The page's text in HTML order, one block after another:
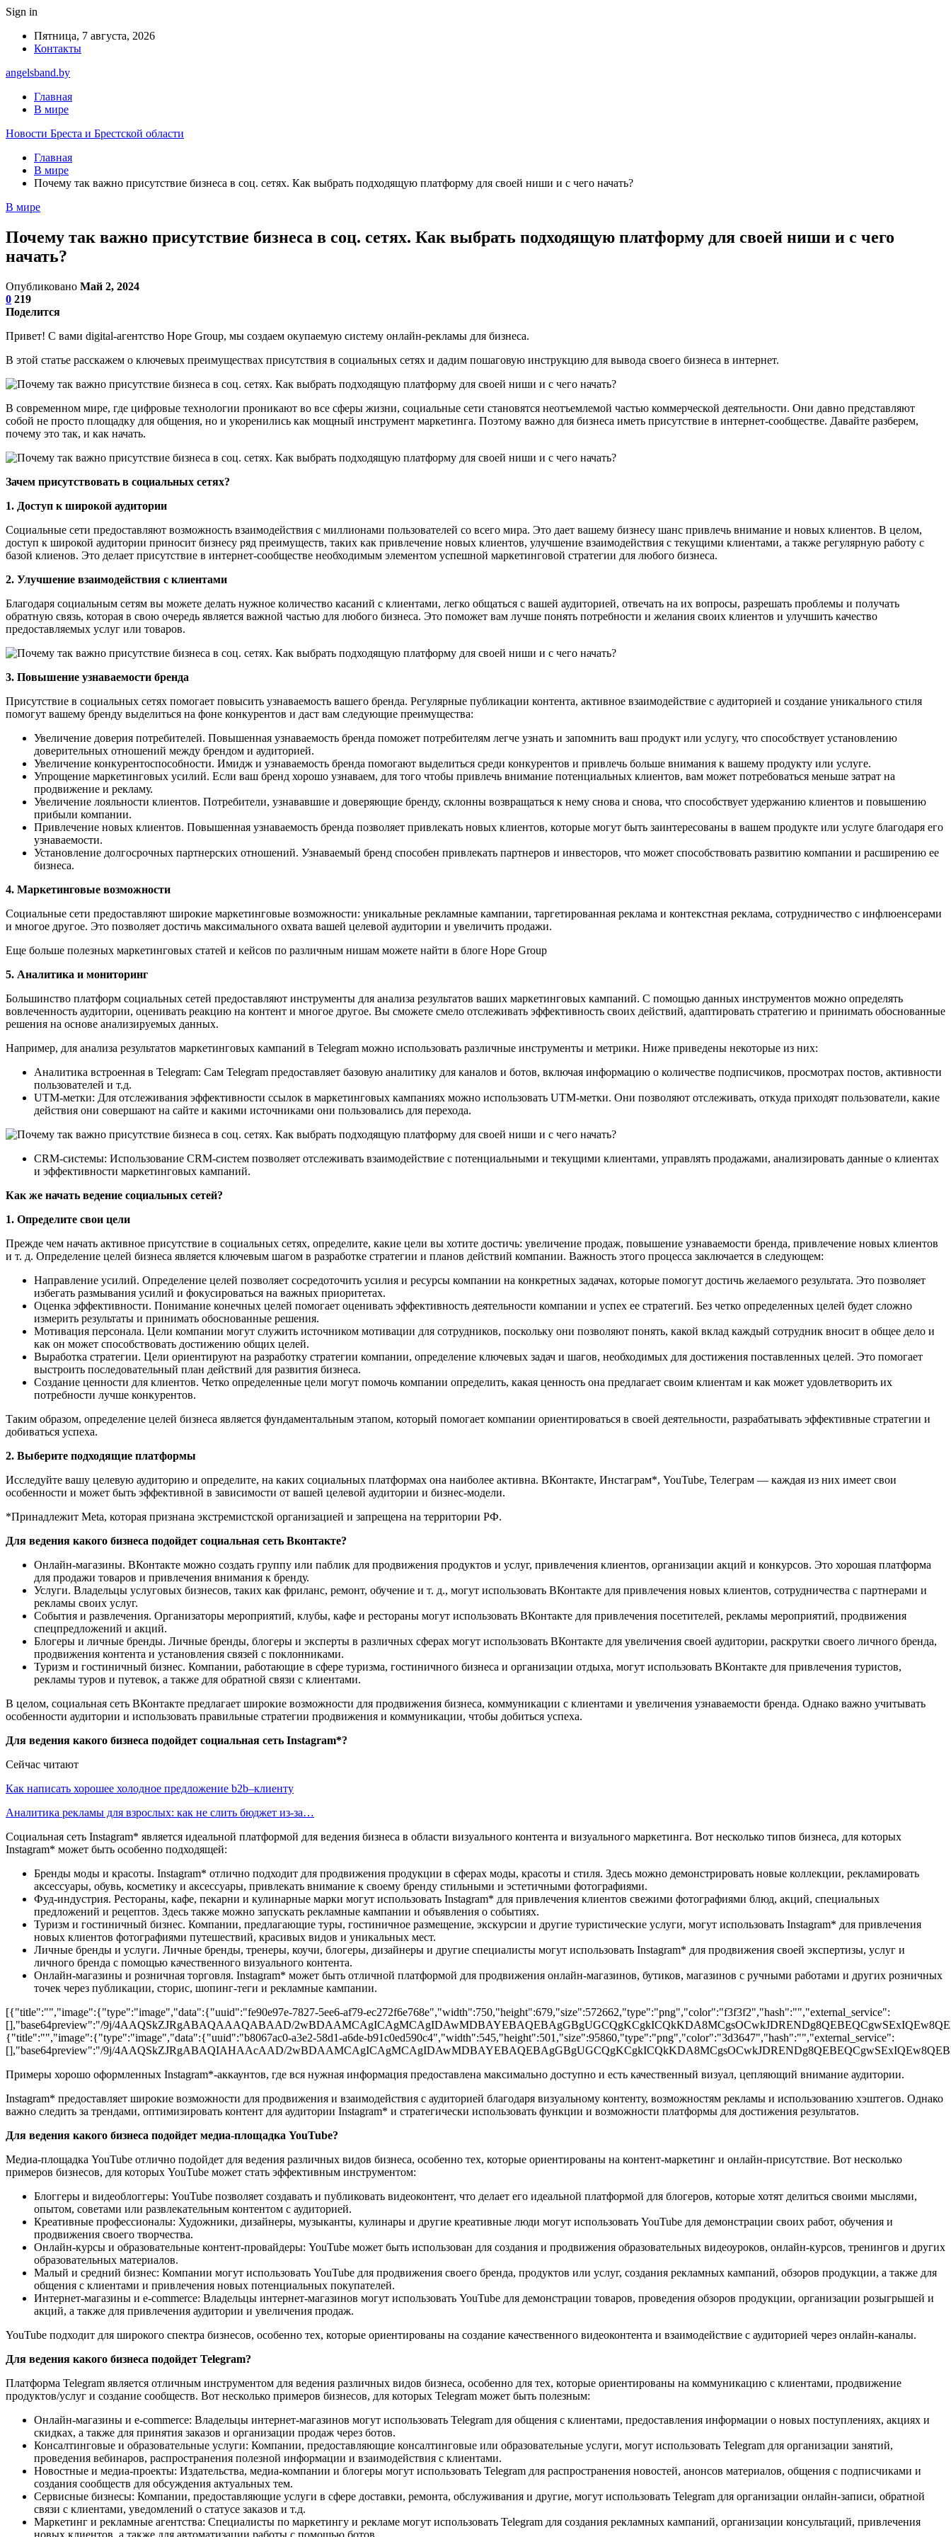
Sign in
Пятница, 7 августа, 2026
Контакты
angelsband.by
Главная
В мире
Новости Бреста и Брестской области
Главная
В мире
Почему так важно присутствие бизнеса в соц. сетях. Как выбрать подходящую платформу для своей ниши и с чего начать?
В мире
Почему так важно присутствие бизнеса в соц. сетях. Как выбрать подходящую платформу для своей ниши и с чего
начать?
Опубликовано Май 2, 2024
0 219
Поделится
Привет! С вами digital-агентство Hope Group, мы создаем окупаемую систему онлайн-рекламы для бизнеса.
В этой статье расскажем о ключевых преимуществах присутствия в социальных сетях и дадим пошаговую инструкцию для вывода своего бизнеса в интернет.
В современном мире, где цифровые технологии проникают во все сферы жизни, социальные сети становятся неотъемлемой частью коммерческой деятельности. Они давно представляют
собой не просто площадку для общения, но и укоренились как мощный инструмент маркетинга. Поэтому важно для бизнеса иметь присутствие в интернет-сообществе. Давайте разберем,
почему это так, и как начать.
Зачем присутствовать в социальных сетях?
1. Доступ к широкой аудитории
Социальные сети предоставляют возможность взаимодействия с миллионами пользователей со всего мира. Это дает вашему бизнесу шанс привлечь внимание и новых клиентов. В целом,
доступ к широкой аудитории приносит бизнесу ряд преимуществ, таких как привлечение новых клиентов, улучшение взаимодействия с текущими клиентами, а также регулярную работу с
базой клиенов. Это делает присутствие в интернет-сообществе необходимым элементом успешной маркетинговой стратегии для любого бизнеса.
2. Улучшение взаимодействия с клиентами
Благодаря социальным сетям вы можете делать нужное количество касаний с клиентами, легко общаться с вашей аудиторией, отвечать на их вопросы, разрешать проблемы и получать
обратную связь, которая в свою очередь является важной частью для любого бизнеса. Это поможет вам лучше понять потребности и желания своих клиентов и улучшить качество
предоставляемых услуг или товаров.
3. Повышение узнаваемости бренда
Присутствие в социальных сетях помогает повысить узнаваемость вашего бренда. Регулярные публикации контента, активное взаимодействие с аудиторией и создание уникального стиля
помогут вашему бренду выделиться на фоне конкурентов и даст вам следующие преимущества:
Увеличение доверия потребителей. Повышенная узнаваемость бренда поможет потребителям легче узнать и запомнить ваш продукт или услугу, что способствует установлению
доверительных отношений между брендом и аудиторией.
Увеличение конкурентоспособности. Имидж и узнаваемость бренда помогают выделиться среди конкурентов и привлечь больше внимания к вашему продукту или услуге.
Упрощение маркетинговых усилий. Если ваш бренд хорошо узнаваем, для того чтобы привлечь внимание потенциальных клиентов, вам может потребоваться меньше затрат на
продвижение и рекламу.
Увеличение лояльности клиентов. Потребители, узнававшие и доверяющие бренду, склонны возвращаться к нему снова и снова, что способствует удержанию клиентов и повышению
прибыли компании.
Привлечение новых клиентов. Повышенная узнаваемость бренда позволяет привлекать новых клиентов, которые могут быть заинтересованы в вашем продукте или услуге благодаря его
узнаваемости.
Установление долгосрочных партнерских отношений. Узнаваемый бренд способен привлекать партнеров и инвесторов, что может способствовать развитию компании и расширению ее
бизнеса.
4. Маркетинговые возможности
Социальные сети предоставляют широкие маркетинговые возможности: уникальные рекламные кампании, таргетированная реклама и контекстная реклама, сотрудничество с инфлюенсерами
и многое другое. Это позволяет достичь максимального охвата вашей целевой аудитории и увеличить продажи.
Еще больше полезных маркетинговых статей и кейсов по различным нишам можете найти в блоге Hope Group
5. Аналитика и мониторинг
Большинство платформ социальных сетей предоставляют инструменты для анализа результатов ваших маркетинговых кампаний. С помощью данных инструментов можно определять
вовлеченность аудитории, оценивать реакцию на контент и многое другое. Вы сможете смело отслеживать эффективность своих действий, адаптировать стратегию и принимать обоснованные
решения на основе анализируемых данных.
Например, для анализа результатов маркетинговых кампаний в Telegram можно использовать различные инструменты и метрики. Ниже приведены некоторые из них:
Аналитика встроенная в Telegram: Сам Telegram предоставляет базовую аналитику для каналов и ботов, включая информацию о количестве подписчиков, просмотрах постов, активности
пользователей и т.д.
UTM-метки: Для отслеживания эффективности ссылок в маркетинговых кампаниях можно использовать UTM-метки. Они позволяют отслеживать, откуда приходят пользователи, какие
действия они совершают на сайте и какими источниками они пользовались для перехода.
CRM-системы: Использование CRM-систем позволяет отслеживать взаимодействие с потенциальными и текущими клиентами, управлять продажами, анализировать данные о клиентах
и эффективности маркетинговых кампаний.
Как же начать ведение социальных сетей?
1. Определите свои цели
Прежде чем начать активное присутствие в социальных сетях, определите, какие цели вы хотите достичь: увеличение продаж, повышение узнаваемости бренда, привлечение новых клиентов
и т. д. Определение целей бизнеса является ключевым шагом в разработке стратегии и планов действий компании. Важность этого процесса заключается в следующем:
Направление усилий. Определение целей позволяет сосредоточить усилия и ресурсы компании на конкретных задачах, которые помогут достичь желаемого результата. Это позволяет
избегать размывания усилий и фокусироваться на важных приоритетах.
Оценка эффективности. Понимание конечных целей помогает оценивать эффективность деятельности компании и успех ее стратегий. Без четко определенных целей будет сложно
измерить результаты и принимать обоснованные решения.
Мотивация персонала. Цели компании могут служить источником мотивации для сотрудников, поскольку они позволяют понять, какой вклад каждый сотрудник вносит в общее дело и
как он может способствовать достижению общих целей.
Выработка стратегии. Цели ориентируют на разработку стратегии компании, определение ключевых задач и шагов, необходимых для достижения поставленных целей. Это помогает
выстроить последовательный план действий для развития бизнеса.
Создание ценности для клиентов. Четко определенные цели могут помочь компании определить, какая ценность она предлагает своим клиентам и как может удовлетворить их
потребности лучше конкурентов.
Таким образом, определение целей бизнеса является фундаментальным этапом, который помогает компании ориентироваться в своей деятельности, разрабатывать эффективные стратегии и
добиваться успеха.
2. Выберите подходящие платформы
Исследуйте вашу целевую аудиторию и определите, на каких социальных платформах она наиболее активна. ВКонтакте, Инстаграм*, YouTube, Телеграм — каждая из них имеет свои
особенности и может быть эффективной в зависимости от вашей целевой аудитории и бизнес-модели.
*Принадлежит Meta, которая признана экстремистской организацией и запрещена на территории РФ.
Для ведения какого бизнеса подойдет социальная сеть Вконтакте?
Онлайн-магазины. ВКонтакте можно создать группу или паблик для продвижения продуктов и услуг, привлечения клиентов, организации акций и конкурсов. Это хорошая платформа
для продажи товаров и привлечения внимания к бренду.
Услуги. Владельцы услуговых бизнесов, таких как фриланс, ремонт, обучение и т. д., могут использовать ВКонтакте для привлечения новых клиентов, сотрудничества с партнерами и
рекламы своих услуг.
События и развлечения. Организаторы мероприятий, клубы, кафе и рестораны могут использовать ВКонтакте для привлечения посетителей, рекламы мероприятий, продвижения
спецпредложений и акций.
Блогеры и личные бренды. Личные бренды, блогеры и эксперты в различных сферах могут использовать ВКонтакте для увеличения своей аудитории, раскрутки своего личного бренда,
продвижения контента и установления связей с поклонниками.
Туризм и гостиничный бизнес. Компании, работающие в сфере туризма, гостиничного бизнеса и организации отдыха, могут использовать ВКонтакте для привлечения туристов,
рекламы туров и путевок, а также для обратной связи с клиентами.
В целом, социальная сеть ВКонтакте предлагает широкие возможности для продвижения бизнеса, коммуникации с клиентами и увеличения узнаваемости бренда. Однако важно учитывать
особенности аудитории и использовать правильные стратегии продвижения и коммуникации, чтобы добиться успеха.
Для ведения какого бизнеса подойдет социальная сеть Instagram*?
Сейчас читают
Как написать хорошее холодное предложение b2b–клиенту
Аналитика рекламы для взрослых: как не слить бюджет из-за…
Социальная сеть Instagram* является идеальной платформой для ведения бизнеса в области визуального контента и визуального маркетинга. Вот несколько типов бизнеса, для которых
Instagram* может быть особенно подходящей:
Бренды моды и красоты. Instagram* отлично подходит для продвижения продукции в сферах моды, красоты и стиля. Здесь можно демонстрировать новые коллекции, рекламировать
аксессуары, обувь, косметику и аксессуары, привлекать внимание к своему бренду стильными и эстетичными фотографиями.
Фуд-индустрия. Рестораны, кафе, пекарни и кулинарные марки могут использовать Instagram* для привлечения клиентов свежими фотографиями блюд, акций, специальных
предложений и рецептов. Здесь также можно запускать рекламные кампании и объявления о событиях.
Туризм и гостиничный бизнес. Компании, предлагающие туры, гостиничное размещение, экскурсии и другие туристические услуги, могут использовать Instagram* для привлечения
новых клиентов фотографиями путешествий, красивых видов и уникальных мест.
Личные бренды и услуги. Личные бренды, тренеры, коучи, блогеры, дизайнеры и другие специалисты могут использовать Instagram* для продвижения своей экспертизы, услуг и
личного бренда с помощью качественного визуального контента.
Онлайн-магазины и розничная торговля. Instagram* может быть отличной платформой для продвижения онлайн-магазинов, бутиков, магазинов с ручными работами и других розничных
точек через публикации, сторис, шопинг-теги и рекламные кампании.
[{"title":"","image":{"type":"image","data":{"uuid":"fe90e97e-7827-5ee6-af79-ec272f6e768e","width":750,"height":679,"size":572662,"type":"png","color":"f3f3f2","hash":"","external_service":
[],"base64preview":"/9j/4AAQSkZJRgABAQAAAQABAAD/
{"title":"","image":{"type":"image","data":{"uuid":"b8067ac0-a3e2-58d1-a6de-b91c0ed590c4","width":545,"height":501,"size":95860,"type":"png","color":"3d3647","hash":"","external_service":
[],"base64preview":"/9j/4AAQSkZJRgABAQIAHAAcAAD/
Примеры хорошо оформленных Instagram*-аккаунтов, где вся нужная информация предоставлена максимально доступно и есть качественный визуал, цепляющий внимание аудитории.
Instagram* предоставляет широкие возможности для продвижения и взаимодействия с аудиторией благодаря визуальному контенту, возможностям рекламы и использованию хэштегов. Однако
важно следить за трендами, оптимизировать контент для аудитории Instagram* и стратегически использовать функции и возможности платформы для достижения результатов.
Для ведения какого бизнеса подойдет медиа-площадка YouTube?
Медиа-площадка YouTube отлично подойдет для ведения различных видов бизнеса, особенно тех, которые ориентированы на контент-маркетинг и онлайн-присутствие. Вот несколько
примеров бизнесов, для которых YouTube может стать эффективным инструментом:
Блоггеры и видеоблоггеры: YouTube позволяет создавать и публиковать видеоконтент, что делает его идеальной платформой для блогеров, которые хотят делиться своими мыслями,
опытом, советами или развлекательным контентом с аудиторией.
Креативные профессионалы: Художники, дизайнеры, музыканты, кулинары и другие креативные люди могут использовать YouTube для демонстрации своих работ, обучения и
продвижения своего творчества.
Онлайн-курсы и образовательные контент-провайдеры: YouTube может быть использован для создания и продвижения образовательных видеоуроков, онлайн-курсов, тренингов и других
образовательных материалов.
Малый и средний бизнес: Компании могут использовать YouTube для продвижения своего бренда, продуктов или услуг, создания рекламных кампаний, обзоров продукции, а также для
общения с клиентами и привлечения новых потенциальных покупателей.
Интернет-магазины и e-commerce: Владельцы интернет-магазинов могут использовать YouTube для демонстрации товаров, проведения обзоров продукции, организации розыгрышей и
акций, а также для привлечения аудитории и увеличения продаж.
YouTube подходит для широкого спектра бизнесов, особенно тех, которые ориентированы на создание качественного видеоконтента и взаимодействие с аудиторией через онлайн-каналы.
Для ведения какого бизнеса подойдет Telegram?
Платформа Telegram является отличным инструментом для ведения различных видов бизнеса, особенно для тех, которые ориентированы на коммуникацию с клиентами, продвижение
продуктов/услуг и создание сообществ. Вот несколько примеров бизнесов, для которых Telegram может быть полезным:
Онлайн-магазины и e-commerce: Владельцы интернет-магазинов могут использовать Telegram для общения с клиентами, предоставления информации о новых поступлениях, акциях и
скидках, а также для принятия заказов и организации продаж через ботов.
Консалтинговые и образовательные услуги: Компании, предоставляющие консалтинговые или образовательные услуги, могут использовать Telegram для организации занятий,
проведения вебинаров, распространения полезной информации и взаимодействия с клиентами.
Новостные и медиа-проекты: Издательства, медиа-компании и блогеры могут использовать Telegram для распространения новостей, анонсов материалов, общения с подписчиками и
создания сообществ для обсуждения актуальных тем.
Сервисные бизнесы: Компании, предоставляющие услуги в сфере доставки, ремонта, обслуживания и другие, могут использовать Telegram для организации онлайн-записи, обратной
связи с клиентами, уведомлений о статусе заказов и т.д.
Маркетинг и рекламные агентства: Специалисты по маркетингу и рекламе могут использовать Telegram для создания рекламных кампаний, организации консультаций, привлечения
новых клиентов, а также для автоматизации работы с помощью ботов.